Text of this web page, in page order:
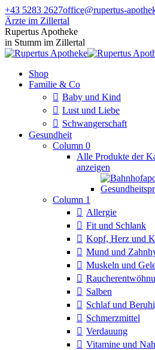
Zum
Inhalt
springen
+43 5283 2627office@rupertus-
Ärzte im Zillertal
Facebook
page
opens
new
window
Instagram
page
opens
new
window
Rupertus Apotheke
in Stumm im Zillertal
Shop
Familie & Co
Baby und Kind
Lust und Liebe
Schwangerschaft
Gesundheit
Column 0
Alle Produkte der
anzeigen
Column 1
Allergie
Fit und Schlank
Kopf, Herz und
Mund und
Muskeln und
Salben
Schlaf und
Schmerzmittel
Verdauung
Vitamine und